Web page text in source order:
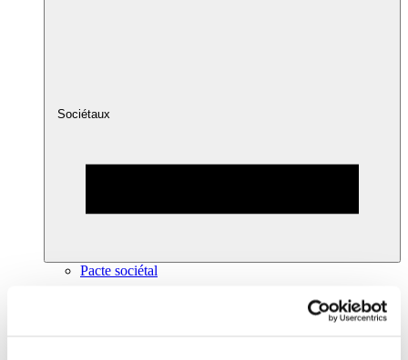
Sociétaux
Pacte sociétal